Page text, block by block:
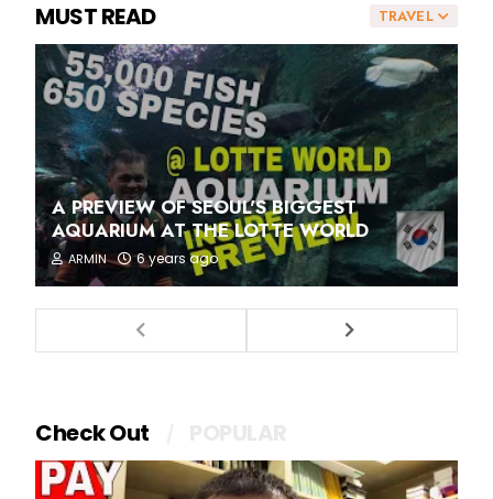
TRAVEL
MUST READ
A PREVIEW OF SEOUL'S BIGGEST
AQUARIUM AT THE LOTTE WORLD
ARMIN 6 years ago
Check Out